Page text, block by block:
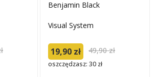
Benjamin Black
Visual System
19,90 zł 49,90 zł
oszczędzasz: 30 zł